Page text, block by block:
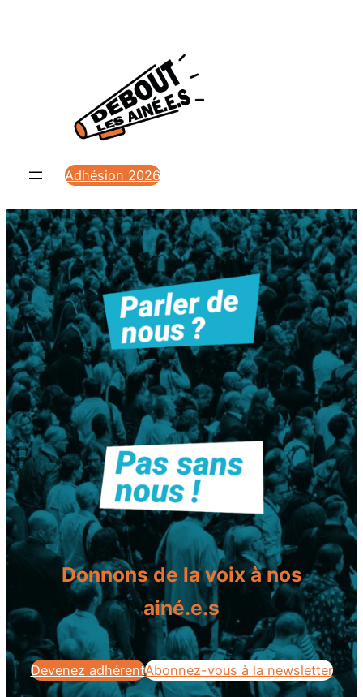
Adhésion 2026
Donnons de la voix à nos
ainé.e.s
Devenez adhérentAbonnez-vous à la newsletter